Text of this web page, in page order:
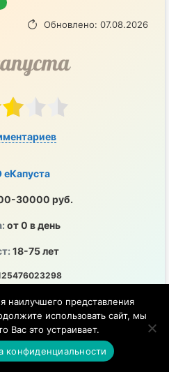
Обновлено: 07.08.2026
30000 руб.
от 0 в день
18-75 лет
на любой удобный счет
время
наилучшего представления
использовать сайт, мы
Вас это устраивает.
конфиденциальности